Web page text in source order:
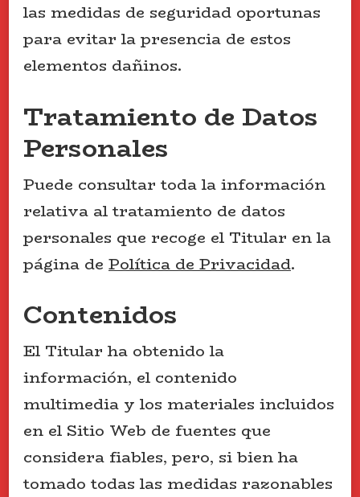
las medidas de seguridad oportunas
para evitar la presencia de estos
elementos dañinos.
Tratamiento de Datos
Personales
Puede consultar toda la información
relativa al tratamiento de datos
personales que recoge el Titular en la
página de Política de Privacidad.
Contenidos
El Titular ha obtenido la
información, el contenido
multimedia y los materiales incluidos
en el Sitio Web de fuentes que
considera fiables, pero, si bien ha
tomado todas las medidas razonables